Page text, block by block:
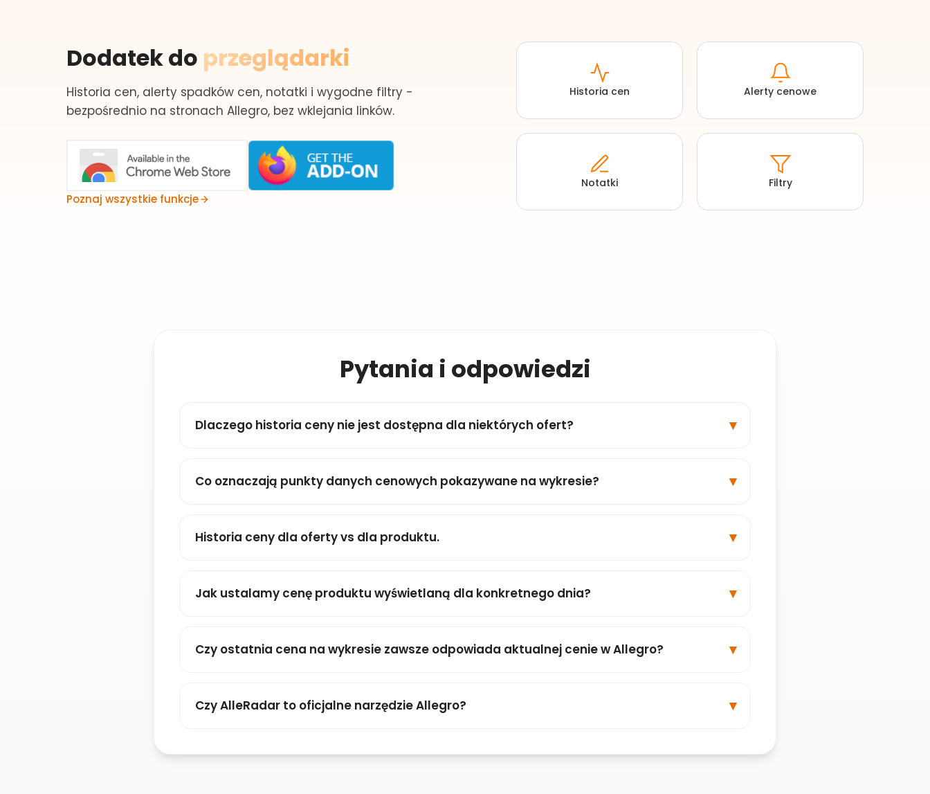
Dodatek do przeglądarki
Historia cen, alerty spadków cen, notatki i wygodne filtry -
bezpośrednio na stronach Allegro, bez wklejania linków.
Poznaj wszystkie funkcje
Historia cen Alerty cenowe
Notatki Filtry
Pytania i odpowiedzi
Dlaczego historia ceny nie jest dostępna dla niektórych ofert?
Co oznaczają punkty danych cenowych pokazywane na wykresie?
Historia ceny dla oferty vs dla produktu.
Jak ustalamy cenę produktu wyświetlaną dla konkretnego dnia?
Czy ostatnia cena na wykresie zawsze odpowiada aktualnej cenie w Allegro?
Czy AlleRadar to oficjalne narzędzie Allegro?